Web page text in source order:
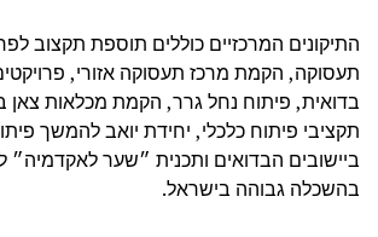
התיקונים המרכזיים כוללים תוספת תקצוב
תעסוקה, הקמת מרכז תעסוקה אזורי,
בדואית, פיתוח נחל גרר, הקמת מכלאות צאן
תקציבי פיתוח כלכלי, יחידת יואב להמשך
ביישובים הבדואים ותכנית ״שער לאקדמיה״
בהשכלה גבוהה בישראל.